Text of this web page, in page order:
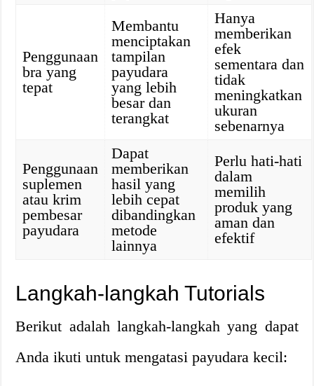
Penggunaan
bra yang
tepat
Membantu
menciptakan
tampilan
payudara
yang lebih
besar dan
terangkat
Hanya
memberikan
efek
sementara dan
tidak
meningkatkan
ukuran
sebenarnya
Penggunaan
suplemen
atau krim
pembesar
payudara
Dapat
memberikan
hasil yang
lebih cepat
dibandingkan
metode
lainnya
Perlu hati-hati
dalam
memilih
produk yang
aman dan
efektif
Langkah-langkah Tutorials
Berikut adalah langkah-langkah yang dapat
Anda ikuti untuk mengatasi payudara kecil: